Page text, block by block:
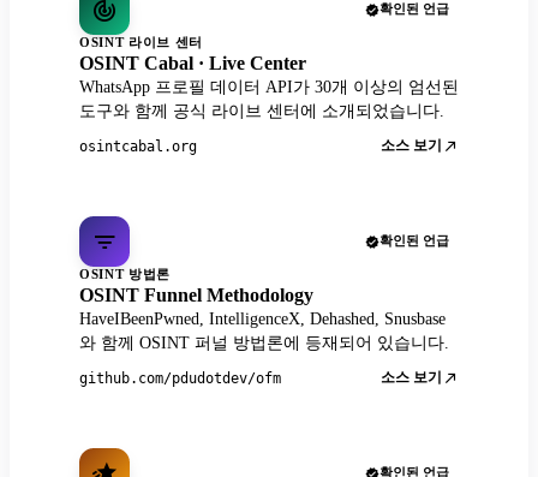
확인된 언급
OSINT 라이브 센터
OSINT Cabal · Live Center
WhatsApp 프로필 데이터 API가 30개 이상의 엄선된
도구와 함께 공식 라이브 센터에 소개되었습니다.
osintcabal.org 소스 보기
확인된 언급
OSINT 방법론
OSINT Funnel Methodology
HaveIBeenPwned, IntelligenceX, Dehashed, Snusbase
와 함께 OSINT 퍼널 방법론에 등재되어 있습니다.
github.com/pdudotdev/ofm 소스 보기
확인된 언급